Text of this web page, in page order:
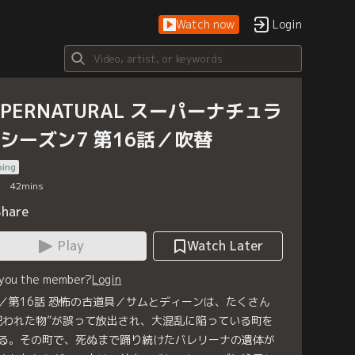
Watch now Login
スーパーナチュラ
ーズン7 第16話／吹替
42mins
Play
Watch Later
the member?Login
第16話 恐怖の古道具／サムとディーンは、たくさん
われた物”が誤って放出され、大混乱に陥っている町を
。その町で、死ぬまで踊り続けたバレリーナの遺体が